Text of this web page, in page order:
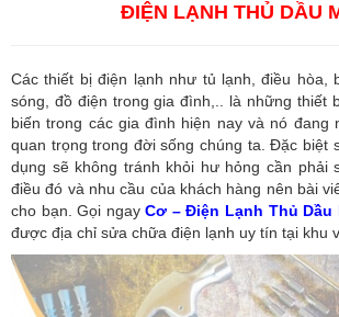
ĐIỆN LẠNH THỦ DẦU
Các thiết bị điện lạnh như tủ lạnh, điều hòa,
sóng, đồ điện trong gia đình,.. là những thiết
biến trong các gia đình hiện nay và nó đang
quan trọng trong đời sống chúng ta. Đặc biệt
dụng sẽ không tránh khỏi hư hỏng cần phải
điều đó và nhu cầu của khách hàng nên bài
cho bạn. Gọi ngayCơ – Điện Lạnh Thủ Dầu
được địa chỉ sửa chữa điện lạnh uy tín tại khu